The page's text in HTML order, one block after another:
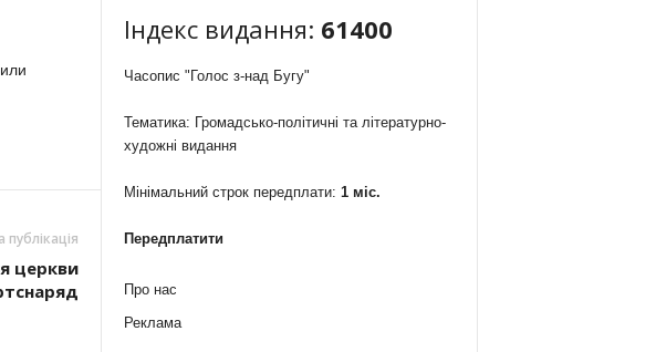
публікація
церкви
Індекс видання: 61400
Часопис "Голос з-над Бугу"
Тематика: Громадсько-політичні та літературно-
художні видання
Мінімальний строк передплати: 1 міс.
Передплатити
Про нас
Реклама